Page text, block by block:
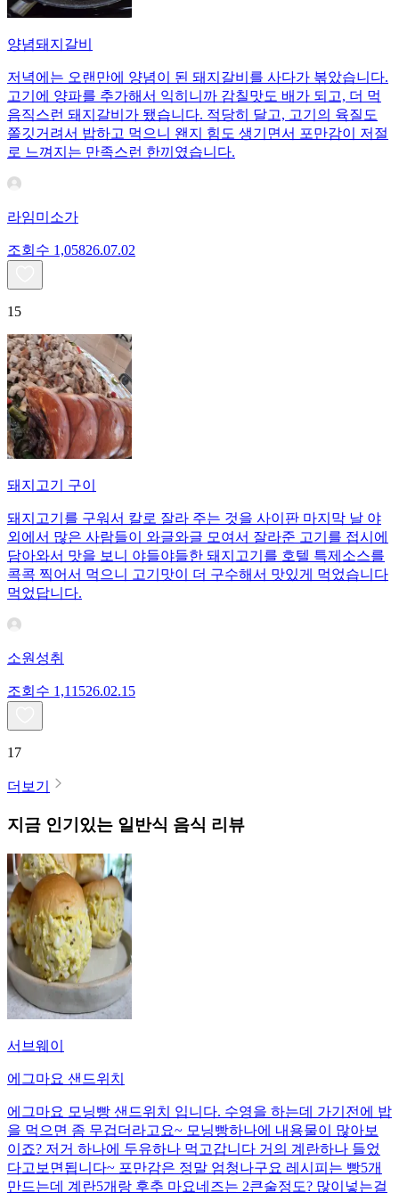
양념돼지갈비
저녁에는 오랜만에 양념이 된 돼지갈비를 사다가 볶았습니다.
고기에 양파를 추가해서 익히니까 감칠맛도 배가 되고, 더 먹
음직스런 돼지갈비가 됐습니다. 적당히 달고, 고기의 육질도
쫄깃거려서 밥하고 먹으니 왠지 힘도 생기면서 포만감이 저절
로 느껴지는 만족스런 한끼였습니다.
라임미소가
조회수 1,05826.07.02
15
돼지고기 구이
돼지고기를 구워서 칼로 잘라 주는 것을 사이판 마지막 날 야
외에서 많은 사람들이 와글와글 모여서 잘라준 고기를 접시에
담아와서 맛을 보니 야들야들한 돼지고기를 호텔 특제소스를
콕콕 찍어서 먹으니 고기맛이 더 구수해서 맛있게 먹었습니다
먹었답니다.
소원성취
조회수 1,11526.02.15
17
더보기
지금 인기있는 일반식 음식 리뷰
서브웨이
에그마요 샌드위치
에그마요 모닝빵 샌드위치 입니다. 수영을 하는데 가기전에 밥
을 먹으면 좀 무겁더라고요~ 모닝빵하나에 내용물이 많아보
이죠? 저거 하나에 두유하나 먹고갑니다 거의 계란하나 들었
다고보면됩니다~ 포만감은 정말 엄청나구요 레시피는 빵5개
만드는데 계란5개랑 후추 마요네즈는 2큰술정도? 많이넣는걸